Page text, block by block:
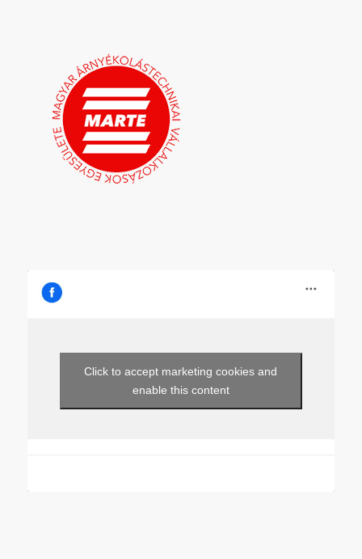
Click to accept marketing cookies and
enable this content